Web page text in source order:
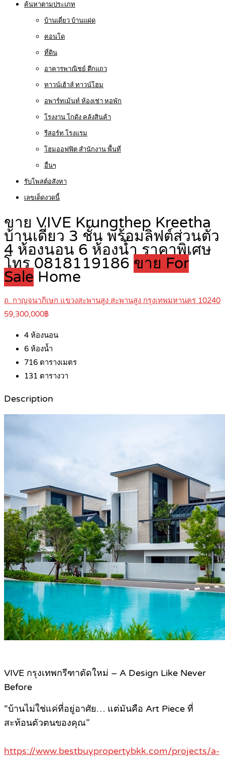
ค้นหาตามประเภท
บ้านเดี่ยว บ้านแฝด
คอนโด
ที่ดิน
อาคารพาณิชย์ ตึกแถว
ทาวน์เฮ้าส์ ทาวน์โฮม
อพาร์ทเม้นท์ ห้องเช่า หอพัก
โรงงาน โกดัง คลังสินค้า
รีสอร์ท โรงแรม
โฮมออฟฟิต สำนักงาน พื้นที่
อื่นๆ
รับโพสต์อสังหา
เลขเด็ดงวดนี้
ขาย VIVE Krungthep Kreetha
บ้านเดี่ยว 3 ชั้น พร้อมลิฟต์ส่วนตัว
4 ห้องนอน 6 ห้องน้ำ ราคาพิเศษ
โทร 0818119186 ขาย For
Sale Home
ถ. กาญจนาภิเษก แขวงสะพานสูง สะพานสูง กรุงเทพมหานคร 10240
59,300,000฿
4 ห้องนอน
6 ห้องน้ำ
716 ตารางเมตร
131 ตารางวา
Description
VIVE กรุงเทพกรีฑาตัดใหม่ – A Design Like Never
Before
“บ้านไม่ใช่แค่ที่อยู่อาศัย… แต่มันคือ Art Piece ที่
สะท้อนตัวตนของคุณ”
https://www.bestbuypropertybkk.com/projects/a-